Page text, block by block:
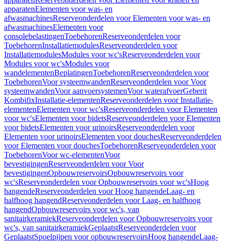
apparatenElementen voor was- en
afwasmachinesReserveonderdelen voor Elementen voor was- en
afwasmachinesElementen voor
consolebelastingenToebehorenReserveonderdelen voor
ToebehorenInstallatiemodulesReserveonderdelen voor
InstallatiemodulesModules voor wc'sReserveonderdelen voor
Modules voor wc'sModules voor
wandelementenBeplatingenToebehorenReserveonderdelen voor
ToebehorenVoor systeemwandenReserveonderdelen voor Voor
systeemwandenVoor aanvoersystemenVoor waterafvoerGeberit
KombifixInstallatie-elementenReserveonderdelen voor Installatie-
elementenElementen voor wc'sReserveonderdelen voor Elementen
voor wc'sElementen voor bidetsReserveonderdelen voor Elementen
voor bidetsElementen voor urinoirsReserveonderdelen voor
Elementen voor urinoirsElementen voor douchesReserveonderdelen
voor Elementen voor douchesToebehorenReserveonderdelen voor
ToebehorenVoor wc-elementenVoor
bevestigingenReserveonderdelen voor Voor
bevestigingenOpbouwreservoirsOpbouwreservoirs voor
wc'sReserveonderdelen voor Opbouwreservoirs voor wc'sHoog
hangendeReserveonderdelen voor Hoog hangendeLaag- en
halfhoog hangendReserveonderdelen voor Laag- en halfhoog
hangendOpbouwreservoirs voor wc's, van
sanitairkeramiekReserveonderdelen voor Opbouwreservoirs voor
wc's, van sanitairkeramiekGeplaatstReserveonderdelen voor
GeplaatstSpoelpijpen voor opbouwreservoirsHoog hangendeLaag-